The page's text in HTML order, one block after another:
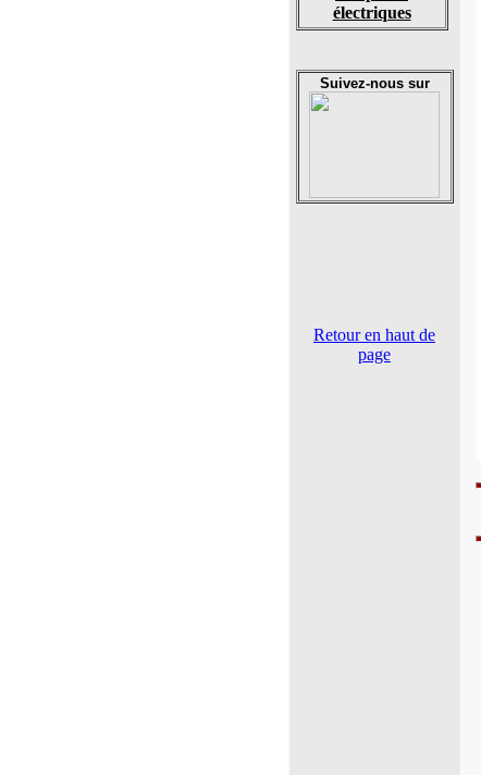
électriques
Suivez-nous sur
Retour en haut de
page